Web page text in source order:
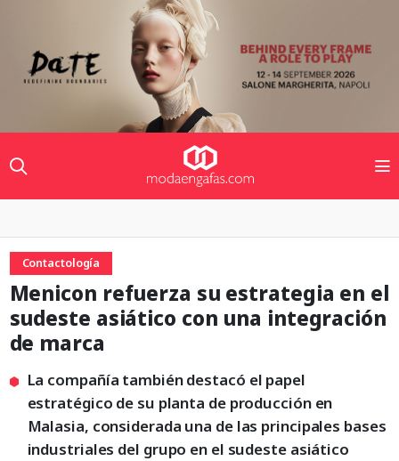
Contactología
Menicon refuerza su estrategia en el
sudeste asiático con una integración
de marca
La compañía también destacó el papel
estratégico de su planta de producción en
Malasia, considerada una de las principales bases
industriales del grupo en el sudeste asiático